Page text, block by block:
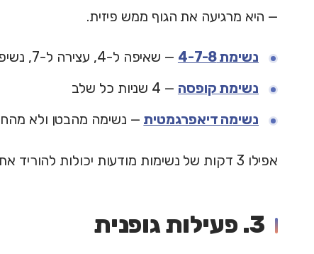
— היא מרגיעה את הגוף ממש פיזית.
נשימת 4-7-8
— שאיפה ל-4, עצירה ל-7, נשיפה ל-8
נשימת קופסה — 4 שניות כל שלב
נשימה דיאפרגמטית — נשימה מהבטן ולא
אפילו 3 דקות של נשימות מודעות יכולות להוריד את רמת הקורטיזול בגוף.
3. פעילות גופנית